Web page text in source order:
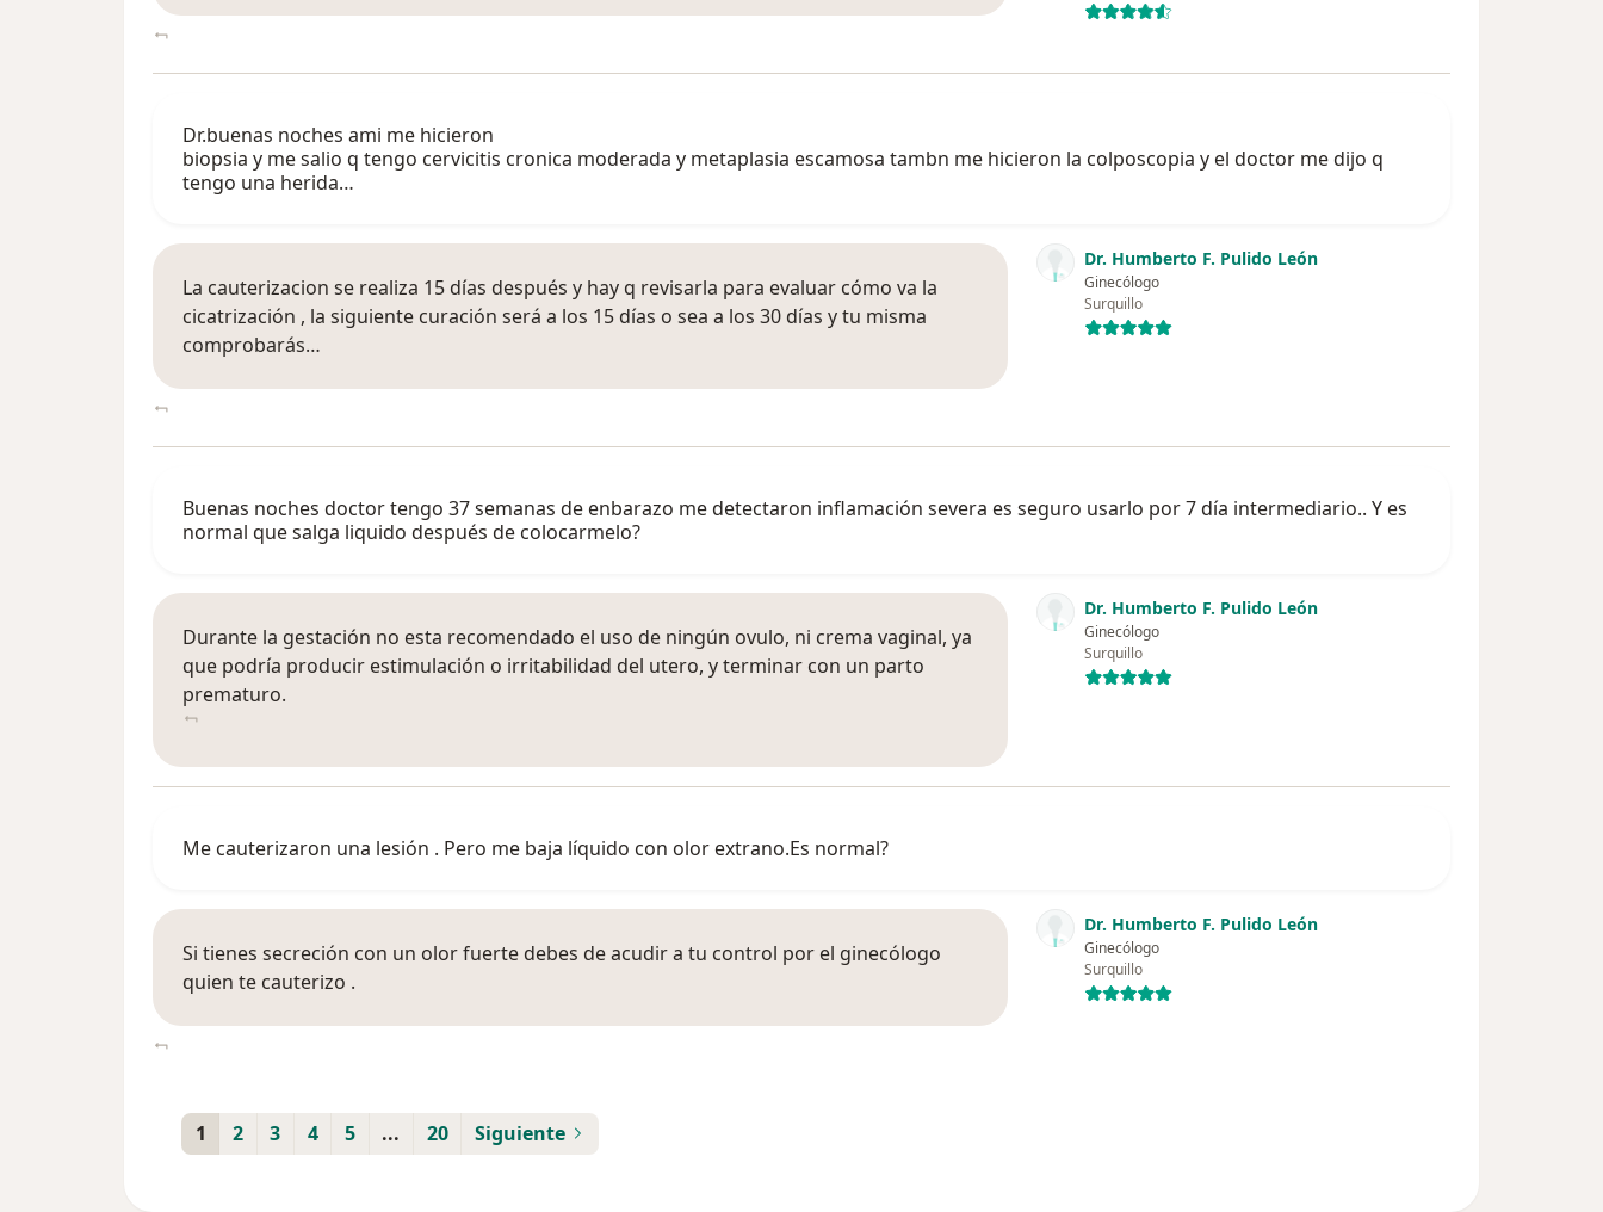
Dr.buenas noches ami me hicieron
biopsia y me salio q tengo cervicitis cronica moderada y metaplasia escamosa tambn me hicieron la colposcopia y el doctor me dijo q
tengo una herida…
Dr. Humberto F. Pulido León
Ginecólogo
Surquillo
La cauterizacion se realiza 15 días después y hay q revisarla para evaluar cómo va la
cicatrización , la siguiente curación será a los 15 días o sea a los 30 días y tu misma
comprobarás…
Buenas noches doctor tengo 37 semanas de enbarazo me detectaron inflamación severa es seguro usarlo por 7 día intermediario.. Y es
normal que salga liquido después de colocarmelo?
Dr. Humberto F. Pulido León
Ginecólogo
Surquillo
Durante la gestación no esta recomendado el uso de ningún ovulo, ni crema vaginal, ya
que podría producir estimulación o irritabilidad del utero, y terminar con un parto
prematuro.
Me cauterizaron una lesión . Pero me baja líquido con olor extrano.Es normal?
Dr. Humberto F. Pulido León
Ginecólogo
Surquillo
Si tienes secreción con un olor fuerte debes de acudir a tu control por el ginecólogo
quien te cauterizo .
1 2 3 4 5 ... 20 Siguiente